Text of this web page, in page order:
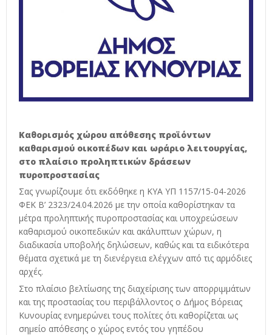
Καθορισμός χώρου απόθεσης προϊόντων
καθαρισμού οικοπέδων και ωράριο λειτουργίας,
στο πλαίσιο προληπτικών δράσεων
πυροπροστασίας
Σας γνωρίζουμε ότι εκδόθηκε η ΚΥΑ ΥΠ 1157/15-04-2026
ΦΕΚ B’ 2323/24.04.2026 με την οποία καθορίστηκαν τα
μέτρα προληπτικής πυροπροστασίας και υποχρεώσεων
καθαρισμού οικοπεδικών και ακάλυπτων χώρων, η
διαδικασία υποβολής δηλώσεων, καθώς και τα ειδικότερα
θέματα σχετικά με τη διενέργεια ελέγχων από τις αρμόδιες
αρχές.
Στο πλαίσιο βελτίωσης της διαχείρισης των απορριμμάτων
και της προστασίας του περιβάλλοντος ο Δήμος Βόρειας
Κυνουρίας ενημερώνει τους πολίτες ότι καθορίζεται ως
σημείο απόθεσης ο χώρος εντός του γηπέδου